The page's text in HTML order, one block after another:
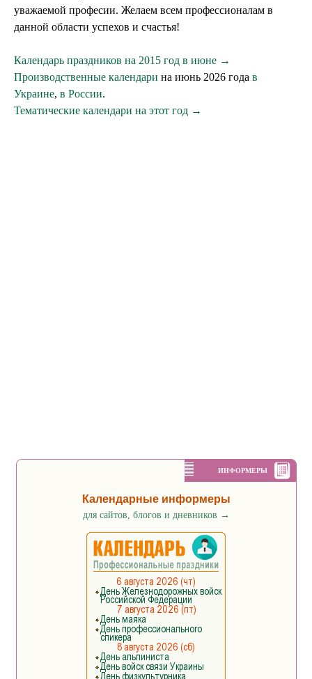
уважаемой професии. Желаем всем профессионалам в
данной области успехов и счастья!
Календарь праздников на 2015 год в июне →
Производственные календари на июнь 2026 года в
Украине, в России.
Тематические календари на этот год →
ИНФОРМЕРЫ
Календарные информеры
для сайтов, блогов и дневников →